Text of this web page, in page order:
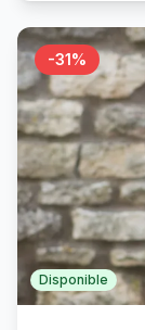
-31%
Disponible